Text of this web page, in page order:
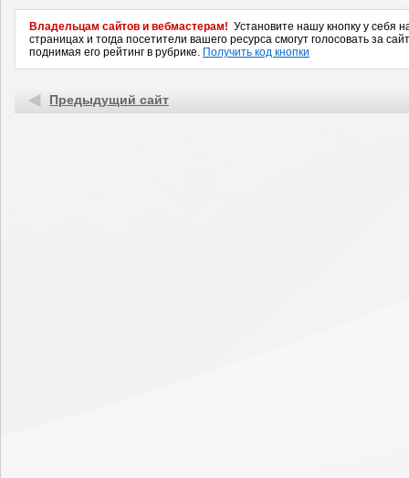
Владельцам сайтов и вебмастерам! Установите нашу кнопку у себя
страницах и тогда посетители вашего ресурса смогут голосовать за
поднимая его рейтинг в рубрике. Получить код кнопки
Предыдущий сайт